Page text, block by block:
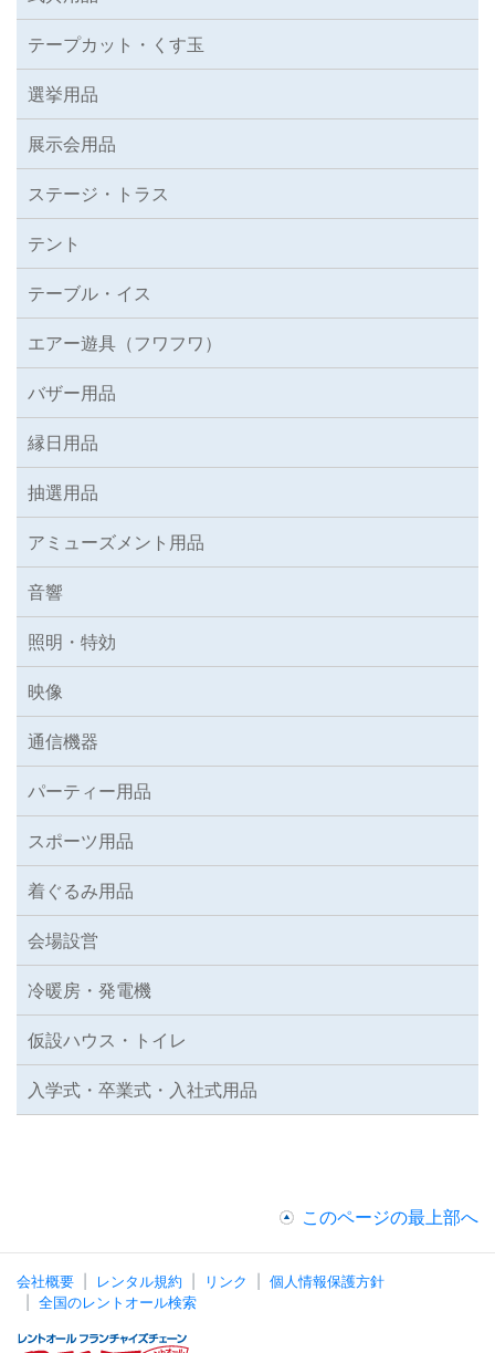
テープカット・くす玉
選挙用品
展示会用品
ステージ・トラス
テント
テーブル・イス
エアー遊具（フワフワ）
バザー用品
縁日用品
抽選用品
アミューズメント用品
音響
照明・特効
映像
通信機器
パーティー用品
スポーツ用品
着ぐるみ用品
会場設営
冷暖房・発電機
仮設ハウス・トイレ
入学式・卒業式・入社式用品
このページの最上部へ
会社概要 レンタル規約 リンク
個人情報保護方針
全国のレントオール検索